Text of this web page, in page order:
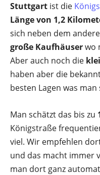
Stuttgart ist die
Länge von 1,2
sich neben dem
große Kaufhäuserwo
Aber auch noch die
haben aber die
besten Lagen was
Man schätzt das bis zu
Königstraße
viel. Wir empfehlen
und das macht immer
man dort ganz